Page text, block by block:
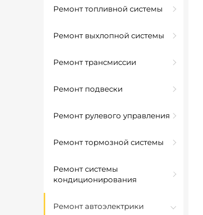
Ремонт топливной системы
Ремонт выхлопной системы
Ремонт трансмиссии
Ремонт подвески
Ремонт рулевого управления
Ремонт тормозной системы
Ремонт системы
кондиционирования
Ремонт автоэлектрики